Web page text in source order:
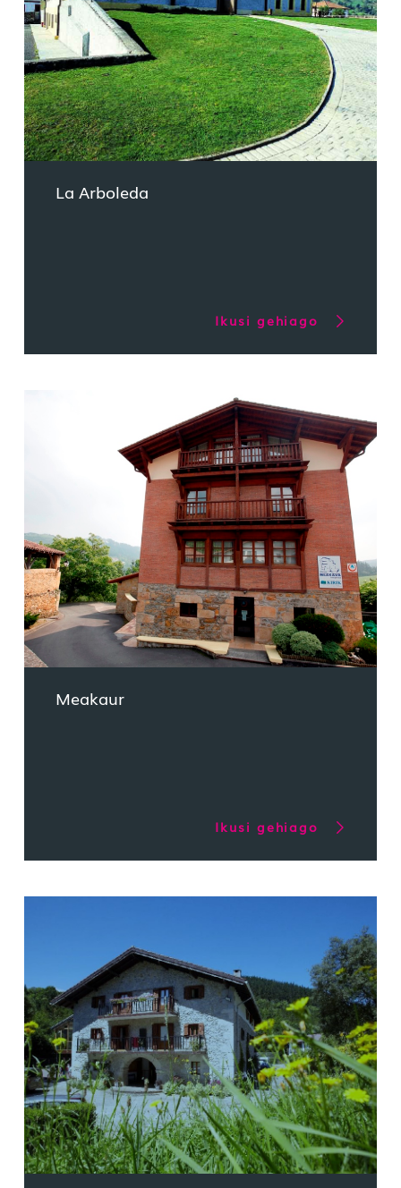
La Arboleda
Ikusi gehiago
Meakaur
Ikusi gehiago